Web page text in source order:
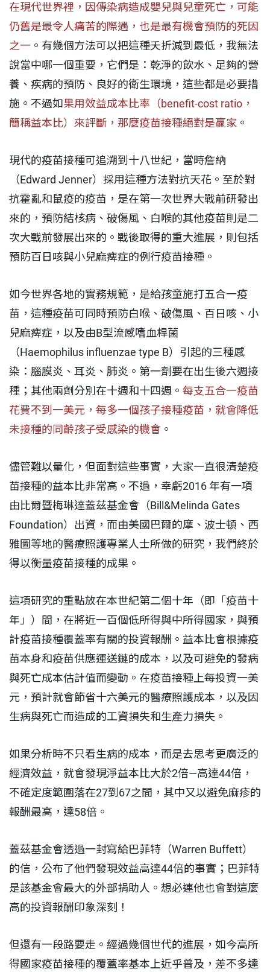
在現代世界裡，因傳染病造成嬰兒與兒童死亡，可能
仍舊是最令人痛苦的際遇，也是最有機會預防的死因
之一 。有幾個方法可以把這種夭折減到最低，我無法
說當中哪一個重要，它們是：乾淨的飲水、足夠的營
養、疾病的預防、良好的衛生環境，這些都是必要措
施。不過如果用效益成本比率（benefit-cost ratio，
簡稱益本比）來評斷，那麼疫苗接種絕對是贏家 。
現代的疫苗接種可追溯到十八世紀，當時詹納
（Edward Jenner）採用這種方法對抗天花。至於對
抗霍亂和鼠疫的疫苗，是在第一次世界大戰前研發出
來的，預防結核病、破傷風、白喉的其他疫苗則是二
次大戰前發展出來的。戰後取得的重大進展，則包括
預防百日咳與小兒麻痺症的例行疫苗接種。
如今世界各地的實務規範，是給孩童施打五合一疫
苗，這種疫苗可同時預防白喉、破傷風、百日咳、小
兒麻痺症，以及由B型流感嗜血桿菌
（Haemophilus influenzae type B）引起的三種感
染：腦膜炎、耳炎、肺炎。第一劑要在出生後六週接
種；其他兩劑分別在十週和十四週。 每支五合一疫苗
花費不到一美元，每多一個孩子接種疫苗，就會降低
未接種的同齡孩子受感染的機會 。
儘管難以量化，但面對這些事實，大家一直很清楚疫
苗接種的益本比非常高。不過，幸虧2016 年有一項
由比爾暨梅琳達蓋茲基金會（Bill&Melinda Gates
Foundation）出資，而由美國巴爾的摩、波士頓、西
雅圖等地的醫療照護專業人士所做的研究，我們終於
得以衡量疫苗接種的成果。
這項研究的重點放在本世紀第二個十年（即「疫苗十
年」）間，在將近一百個低所得與中所得國家，與預
計疫苗接種覆蓋率有關的投資報酬。益本比會根據疫
苗本身和疫苗供應運送鏈的成本，以及可避免的發病
與死亡成本估計值而變動。在疫苗接種上每投資一美
元，預計就會節省十六美元的醫療照護成本，以及因
生病與死亡而造成的工資損失和生產力損失。
如果分析時不只看生病的成本，而是去思考更廣泛的
經濟效益，就會發現淨益本比大於2倍—高達44倍，
不確定度範圍落在27到67之間，其中又以避免麻疹的
報酬最高，達58倍。
蓋茲基金會透過一封寫給巴菲特（Warren Buffett）
的信，公布了他們發現效益高達44倍的事實；巴菲特
是該基金會最大的外部捐助人。想必連他也會對這麼
高的投資報酬印象深刻！
但還有一段路要走。經過幾個世代的進展，如今高所
得國家疫苗接種的覆蓋率基本上近乎普及，差不多達